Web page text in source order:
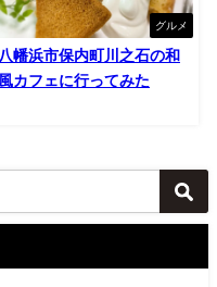
グルメ
八幡浜市保内町川之石の和
風カフェに行ってみた